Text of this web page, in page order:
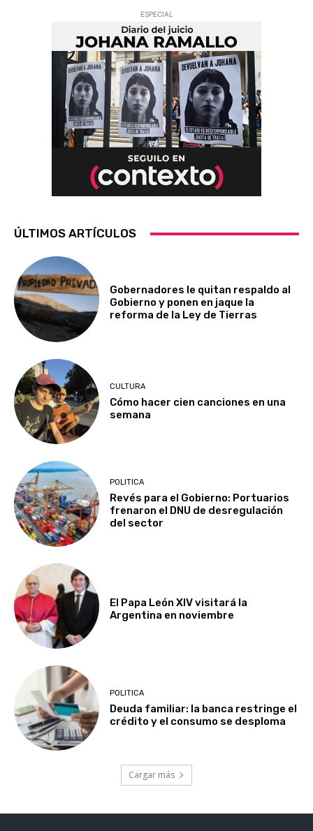
ESPECIAL
ÚLTIMOS ARTÍCULOS
Gobernadores le quitan respaldo al
Gobierno y ponen en jaque la
reforma de la Ley de Tierras
CULTURA
Cómo hacer cien canciones en una
semana
POLITICA
Revés para el Gobierno: Portuarios
frenaron el DNU de desregulación
del sector
El Papa León XIV visitará la
Argentina en noviembre
POLITICA
Deuda familiar: la banca restringe el
crédito y el consumo se desploma
Cargar más